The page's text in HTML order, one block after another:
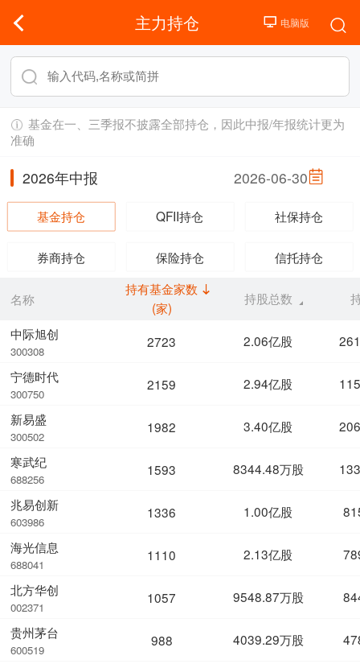
主力持仓
基金在一、三季报不披露全部持仓，因此中报/年报统计更为
准确
2026年中报 2026-06-30
基金持仓 QFII持仓 社保持仓
券商持仓 保险持仓 信托持仓
名称
中际旭创
300308
宁德时代
300750
新易盛
300502
寒武纪
688256
兆易创新
603986
海光信息
688041
北方华创
002371
贵州茅台
600519
持有基金家数
(家)
持股总数
2723 2.06亿股
2159 2.94亿股
1982 3.40亿股
1593 8344.48万股
1336 1.00亿股
1110 2.13亿股
1057 9548.87万股
988 4039.29万股